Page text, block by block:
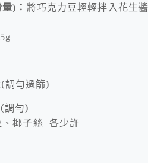
量) ： 將巧克力豆輕輕拌入花生
調勻過篩)
調勻)
椰子絲 各少許